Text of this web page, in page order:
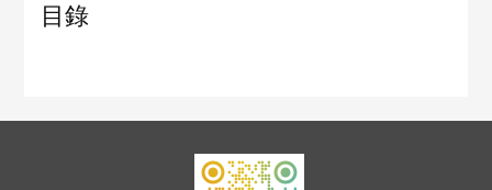
目錄